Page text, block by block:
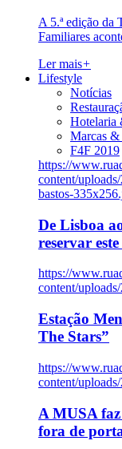
A 5.ª edição
Familiares
Ler mais+
Lifestyle
Notícias
Hotelaria
Marcas &
F4F 2019
https://
content/
bastos-
De Lisboa
reservar
https://
content/
Estação
The Stars”
https://
content/
A MUSA
fora de